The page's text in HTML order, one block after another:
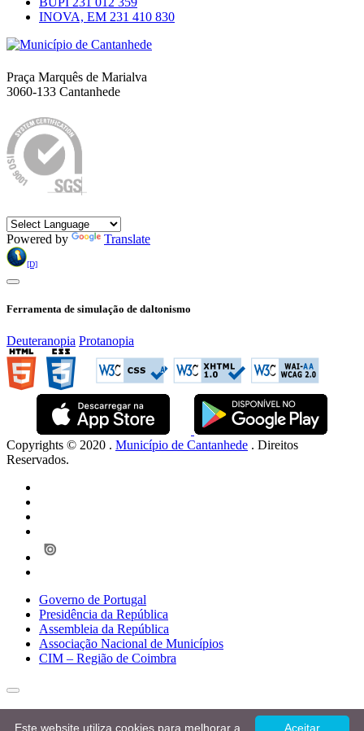
INOVA, EM 231 410 830
Praça Marquês de Marialva
3060-133 Cantanhede
Powered by Translate
[D]
Ferramenta de simulação de daltonismo
Deuteranopia Protanopia
Copyrights © 2020 . Município de Cantanhede . Direitos
Reservados.
Governo de Portugal
Presidência da República
Assembleia da República
Associação Nacional de Municípios
CIM – Região de Coimbra
Aceitar
Este website utiliza cookies para melhorar a